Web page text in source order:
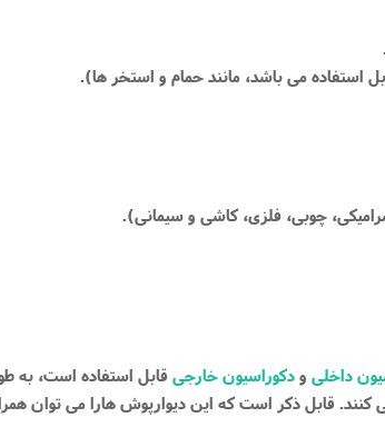
داخلی ودکوراسیون خارجی قابل استفاده است، به
قابل ذکر است که این دیوارپوش هارا می توان